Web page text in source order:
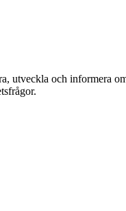
och informera